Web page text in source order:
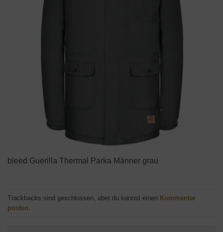
bleed Guerilla Thermal Parka Männer grau
Trackbacks sind geschlossen, aber du kannst einen Kommentar
posten